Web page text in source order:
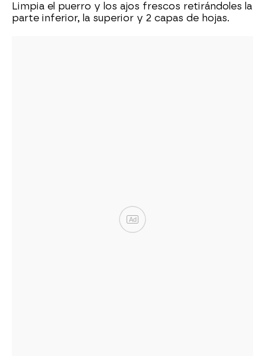
Limpia el puerro y los ajos frescos retirándoles la
parte inferior, la superior y 2 capas de hojas.
Ad